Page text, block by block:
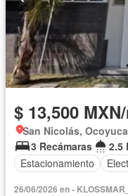
$ 13,500
San Nicolás,
3 Recámaras
2.5
Estacionamiento
26/06/2026 en -